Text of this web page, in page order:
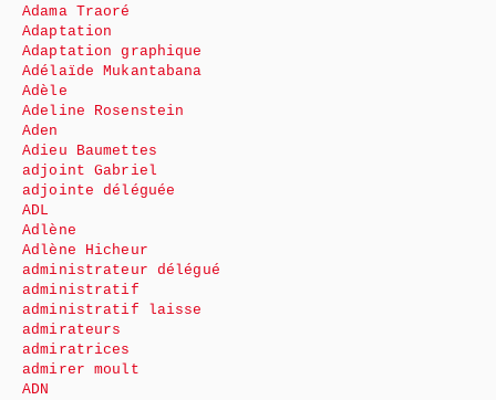
Adama Traoré
Adaptation
Adaptation graphique
Adélaïde Mukantabana
Adèle
Adeline Rosenstein
Aden
Adieu Baumettes
adjoint Gabriel
adjointe déléguée
ADL
Adlène
Adlène Hicheur
administrateur délégué
administratif
administratif laisse
admirateurs
admiratrices
admirer moult
ADN